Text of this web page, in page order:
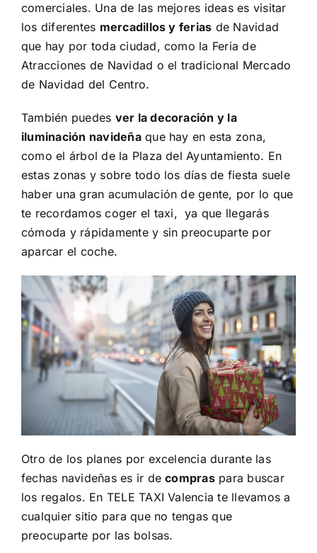
comerciales. Una de las mejores ideas es visitar
los diferentes mercadillos y ferias de Navidad
que hay por toda ciudad, como la Feria de
Atracciones de Navidad o el tradicional Mercado
de Navidad del Centro.
También puedes ver la decoración y la
iluminación navideñaque hay en esta zona,
como el árbol de la Plaza del Ayuntamiento. En
estas zonas y sobre todo los días de fiesta suele
haber una gran acumulación de gente, por lo que
te recordamos coger el taxi, ya que llegarás
cómoda y rápidamente y sin preocuparte por
aparcar el coche.
Otro de los planes por excelencia durante las
fechas navideñas es ir decompraspara buscar
los regalos. En TELE TAXI Valencia te llevamos a
cualquier sitio para que no tengas que
preocuparte por las bolsas.